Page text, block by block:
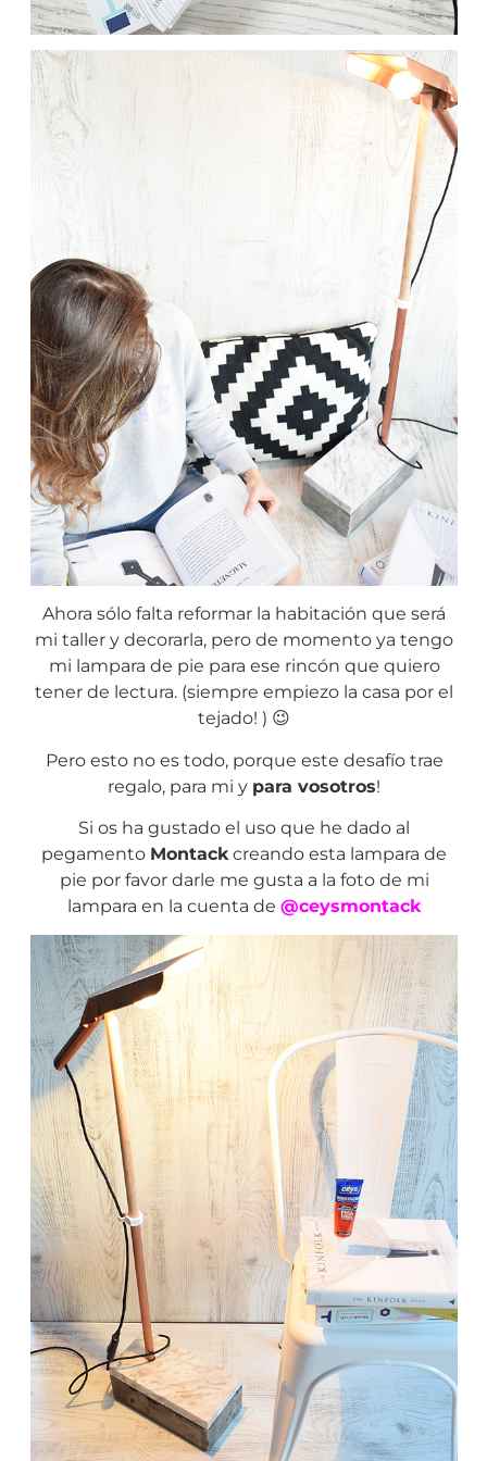
Ahora sólo falta reformar la habitación que será
mi taller y decorarla, pero de momento ya tengo
mi lampara de pie para ese rincón que quiero
tener de lectura. (siempre empiezo la casa por el
tejado! ) 😉
Pero esto no es todo, porque este desafío trae
regalo, para mi y para vosotros!
Si os ha gustado el uso que he dado al
pegamento Montackcreando esta lampara de
pie por favor darle me gusta a la foto de mi
lampara en la cuenta de @ceysmontack